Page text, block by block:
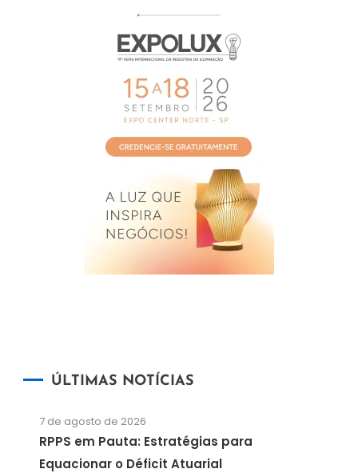
ÚLTIMAS NOTÍCIAS
7 de agosto de 2026
RPPS em Pauta: Estratégias para
Equacionar o Déficit Atuarial